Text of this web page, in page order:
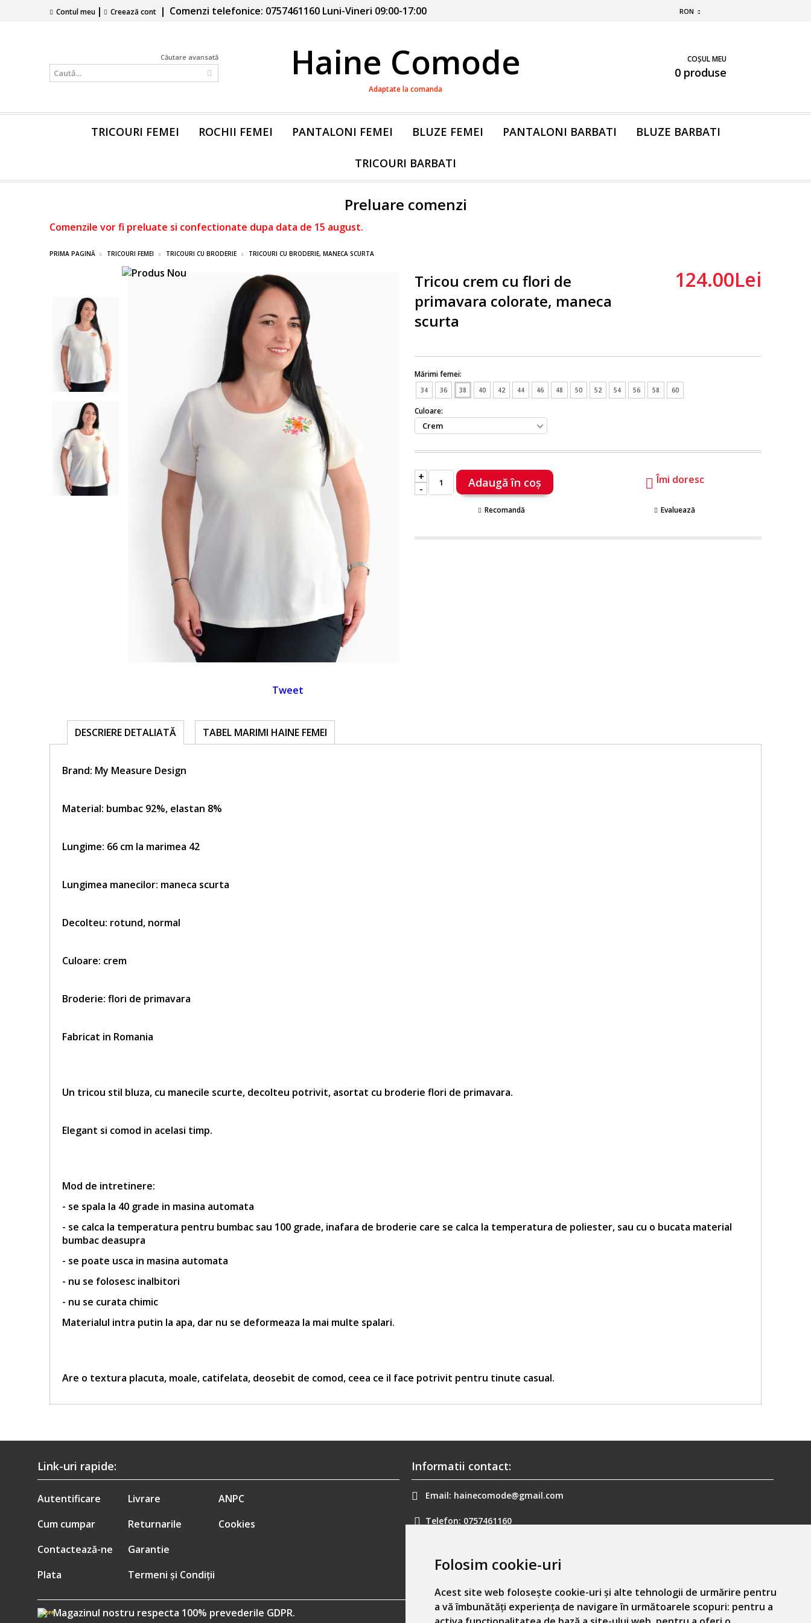
Folosim cookie-uri
Acest site web folosește cookie-uri și alte tehnologii de urmărire pentru
a vă îmbunătăți experiența de navigare în următoarele scopuri: pentru a
Contul meu | Creează cont | Comenzi telefonice: 0757461160 Luni-Vineri 09:00-17:00 RON
Căutare avansată Haine Comode
Adaptate la comanda
COȘUL MEU
0 produse
TRICOURI FEMEI ROCHII FEMEI PANTALONI FEMEI BLUZE FEMEI PANTALONI BARBATI BLUZE BARBATI
TRICOURI BARBATI
Preluare comenzi
Comenzile vor fi preluate si confectionate dupa data de 15 august.
PRIMA PAGINĂ TRICOURI FEMEI TRICOURI CU BRODERIE TRICOURI CU BRODERIE, MANECA SCURTA
Tricou crem cu flori de
primavara colorate, maneca
scurta
124.00Lei
Mărimi femei:
34 36 38 40 42 44 46 48 50 52 54 56 58 60
Culoare:
+
-
Îmi doresc
Recomandă Evaluează
Tweet
DESCRIERE DETALIATĂ TABEL MARIMI HAINE FEMEI
Brand: My Measure Design
Material: bumbac 92%, elastan 8%
Lungime: 66 cm la marimea 42
Lungimea manecilor: maneca scurta
Decolteu: rotund, normal
Culoare: crem
Broderie: flori de primavara
Fabricat in Romania
Un tricou stil bluza, cu manecile scurte, decolteu potrivit, asortat cu broderie flori de primavara.
Elegant si comod in acelasi timp.
Mod de intretinere:
- se spala la 40 grade in masina automata
- se calca la temperatura pentru bumbac sau 100 grade, inafara de broderie care se calca la temperatura de poliester, sau cu o bucata material
bumbac deasupra
- se poate usca in masina automata
- nu se folosesc inalbitori
- nu se curata chimic
Materialul intra putin la apa, dar nu se deformeaza la mai multe spalari.
Are o textura placuta, moale, catifelata, deosebit de comod, ceea ce il face potrivit pentru tinute casual.
Link-uri rapide:
Autentificare
Cum cumpar
Contactează-ne
Plata
Livrare
Returnarile
Garantie
Termeni și Condiții
ANPC
Cookies
Informatii contact:
Email: hainecomode@gmail.com
Telefon: 0757461160
GDPRMagazinul nostru respecta 100% prevederile GDPR. Informatiile mele personale